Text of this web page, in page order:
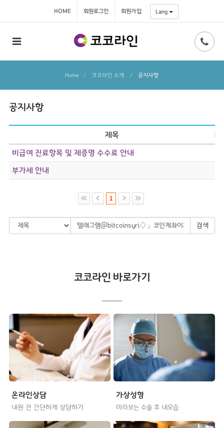
HOME 회원로그인 회원가입 Lang
Home 코코라인 소개 / 공지사항
공지사항
제목
비급여 진료항목 및 제증명 수수료 안내
부가세 안내
1
검색
코코라인 바로가기
온라인상담
내원 전 간단하게 상담하기
가상성형
미리보는 수술 후 내모습